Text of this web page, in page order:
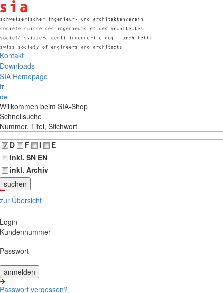
Kontakt
Downloads
SIA Homepage
fr
de
Willkommen beim SIA-Shop
Schnellsuche
Nummer, Titel, Stichwort
D
F I
E
inkl. SN EN
inkl. Archiv
zur Übersicht
Login
Kundennummer
Passwort
Passwort vergessen?